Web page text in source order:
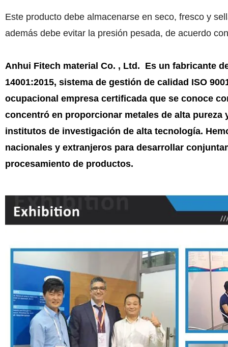
Este producto debe almacenarse en seco, fresco y
además debe evitar la presión pesada, de acuerdo
Anhui Fitech material Co. , Ltd. Es un fabricante
14001:2015, sistema de gestión de calidad ISO
ocupacional empresa certificada que se conoce
concentró en proporcionar metales de alta
institutos de investigación de alta tecnología.
nacionales y extranjeros para desarrollar
procesamiento de productos.